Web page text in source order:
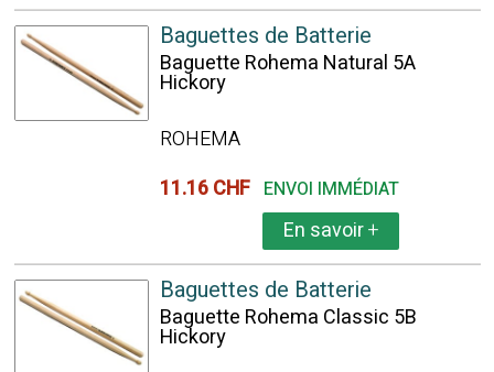
Baguettes de Batterie
Baguette Rohema Natural 5A
Hickory
ROHEMA
11.16 CHF ENVOI IMMÉDIAT
En savoir+
Baguettes de Batterie
Baguette Rohema Classic 5B
Hickory